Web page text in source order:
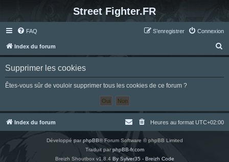
Street Fighter.FR
FAQ Connexion
S’enregistrer
Index du forum
e
h
Supprimer les cookies
Êtes-vous sûr de vouloir supprimer tous les cookies de ce forum ?
Index du forum Heures au format UTC+02:00
Développé parphpBB® Forum Software © phpBB Limited
Traduit parphpBB-fr.com
Breizh Shoutbox v1.8.4 By Sylver35 - Breizh Code